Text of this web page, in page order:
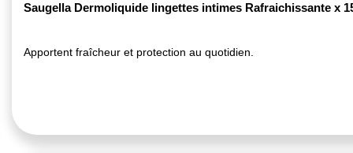
Saugella Dermoliquide lingettes intimes Rafraichissante x
Apportent fraîcheur et protection au quotidien.